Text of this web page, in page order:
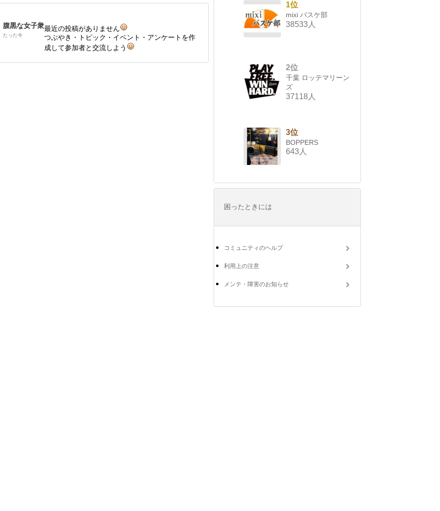
腹黒な女子衆
たった今
最近の投稿がありません
つぶやき・トピック・イベント・アンケートを作
成して参加者と交流しよう
1位
mixi バスケ部
38533人
2位
千葉 ロッテマリーン
ズ
37118人
3位
BOPPERS
643人
困ったときには
コミュニティのヘルプ
利用上の注意
メンテ・障害のお知らせ